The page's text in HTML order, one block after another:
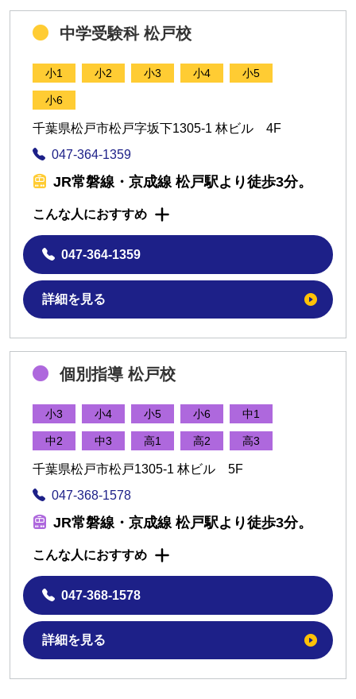
中学受験科 松戸校
小1 小2 小3 小4 小5
小6
千葉県松戸市松戸字坂下1305-1 林ビル 4F
047-364-1359
JR常磐線・京成線 松戸駅より徒歩3分。
こんな人におすすめ
047-364-1359
詳細を見る
個別指導 松戸校
小3 小4 小5 小6 中1
中2 中3 高1 高2 高3
千葉県松戸市松戸1305-1 林ビル 5F
047-368-1578
JR常磐線・京成線 松戸駅より徒歩3分。
こんな人におすすめ
047-368-1578
詳細を見る